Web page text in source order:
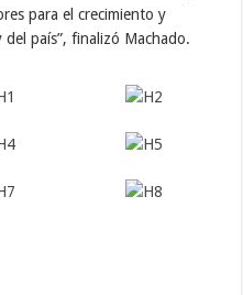
para el crecimiento y
país”, finalizó Machado.